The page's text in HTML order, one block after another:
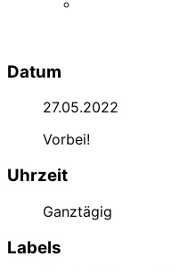
Datum
27.05.2022
Vorbei!
Uhrzeit
Ganztägig
Labels